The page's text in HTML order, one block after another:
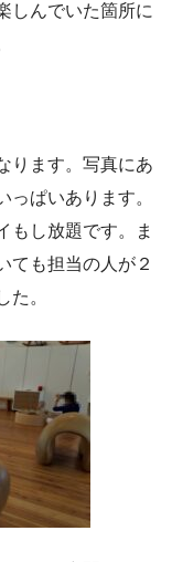
しんでいた箇所に
ります。写真にあ
っぱいあります。
もし放題です。ま
ても担当の人が２
た。